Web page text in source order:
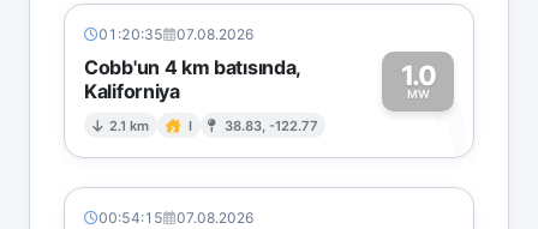
01:20:35 07.08.2026
Cobb'un 4 km batısında,
Kaliforniya
2.1 km I 38.83, -122.77
1.0
MW1
00:54:15 07.08.2026